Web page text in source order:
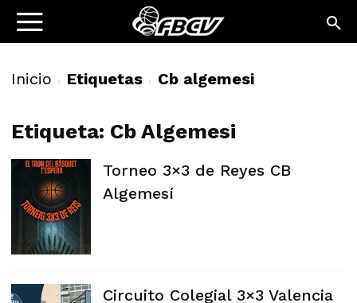
Inicio Etiquetas Cb algemesi
Etiqueta: Cb Algemesi
Torneo 3×3 de Reyes CB
Algemesí
Circuito Colegial 3×3 Valencia